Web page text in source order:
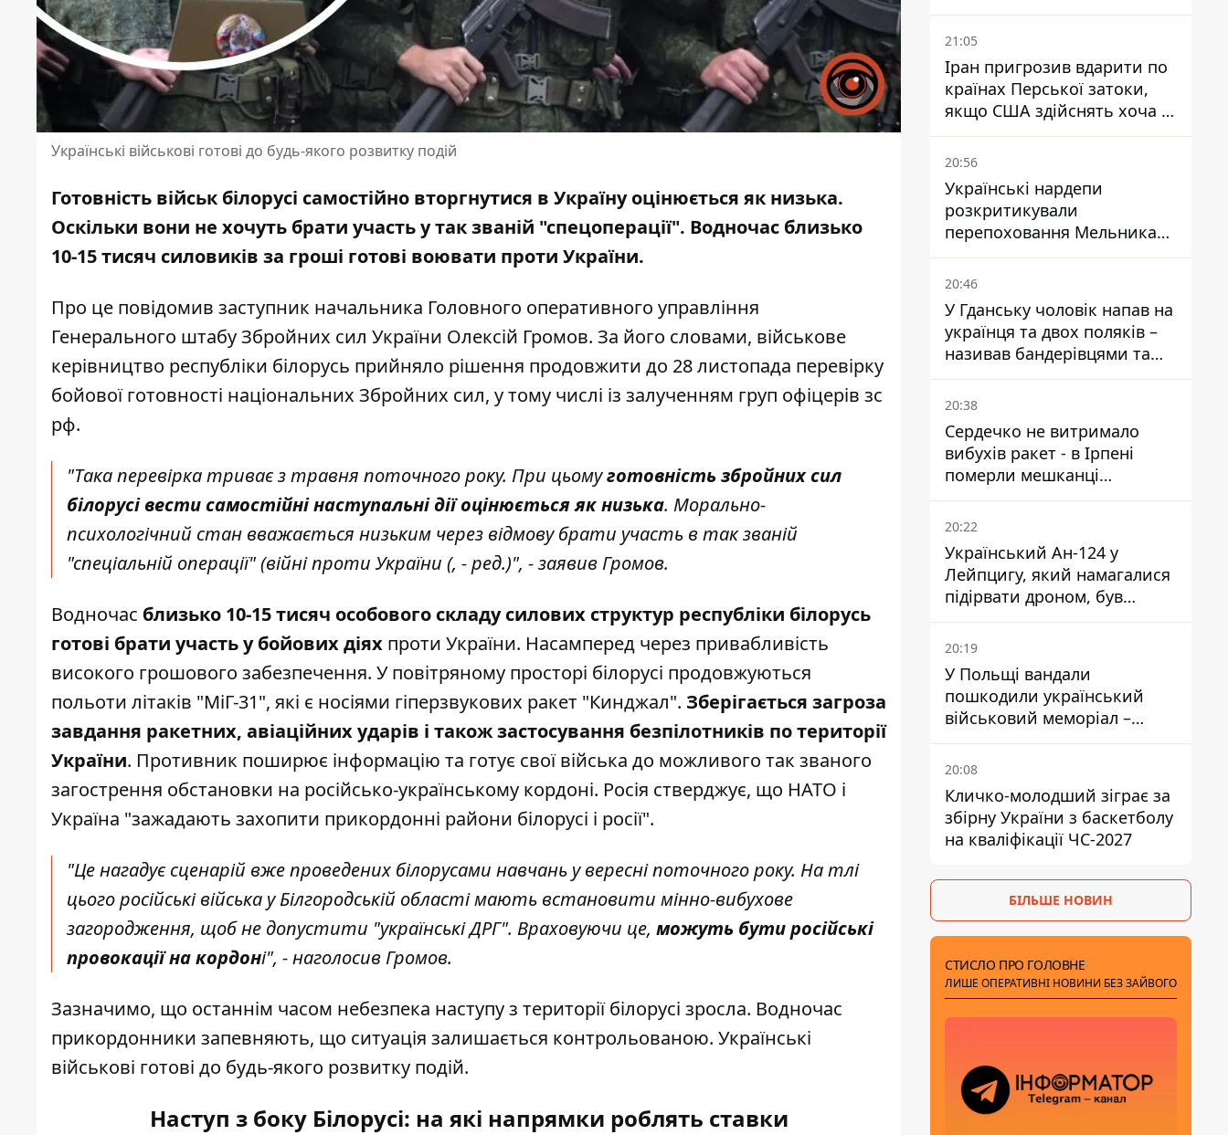
Українські військові готові до будь-якого розвитку подій
Готовність військ білорусі самостійно вторгнутися в Україну оцінюється як низька.
Оскільки вони не хочуть брати участь у так званій "спецоперації". Водночас близько
10-15 тисяч силовиків за гроші готові воювати проти України.
Про це повідомив заступник начальника Головного оперативного управління
Генерального штабу Збройних сил України Олексій Громов. За його словами, військове
керівництво республіки білорусь прийняло рішення продовжити до 28 листопада перевірку
бойової готовності національних Збройних сил, у тому числі із залученням груп офіцерів зс
рф.
"Така перевірка триває з травня поточного року. При цьомуготовність збройних сил
білорусі вести самостійні наступальні дії оцінюється як низька. Морально-
психологічний стан вважається низьким через відмову брати участь в так званій
"спеціальній операції" (війні проти України (, - ред.)", - заявив Громов.
Водночас близько 10-15 тисяч особового складу силових структур республіки білорусь
готові брати участь у бойових діях проти України. Насамперед через привабливість
високого грошового забезпечення. У повітряному просторі білорусі продовжуються
польоти літаків "МіГ-31", які є носіями гіперзвукових ракет "Кинджал". Зберігається загроза
завдання ракетних, авіаційних ударів і також застосування безпілотників по території
України. Противник поширює інформацію та готує свої війська до можливого так званого
загострення обстановки на російсько-українському кордоні. Росія стверджує, що НАТО і
Україна "зажадають захопити прикордонні райони білорусі і росії".
"Це нагадує сценарій вже проведених білорусами навчань у вересні поточного року. На тлі
цього російські війська у Білгородській області мають встановити мінно-вибухове
загородження, щоб не допустити "українські ДРГ". Враховуючи це, можуть бути російські
провокації на кордоні", - наголосив Громов.
Зазначимо, що останнім часом небезпека наступу з території білорусі зросла. Водночас
прикордонники запевняють, що ситуація залишається контрольованою. Українські
військові готові до будь-якого розвитку подій.
Наступ з боку Білорусі: на які напрямки роблять ставки
Буковині отримали підозри
за фейкові звіти
21:05
Іран пригрозив вдарити по
країнах Перської затоки,
якщо США здійснять хоча б
одну атаку - Reuters
20:56
Українські нардепи
розкритикували
перепоховання Мельника
через ризик дипломатичної
ізоляції
20:46
У Гданську чоловік напав на
українця та двох поляків –
називав бандерівцями та
поводився агресивно
20:38
Сердечко не витримало
вибухів ракет - в Ірпені
померли мешканці
притулку для собак з
інвалідністю
20:22
Український Ан-124 у
Лейпцигу, який намагалися
підірвати дроном, був
завантажений
боєприпасами
20:19
У Польщі вандали
пошкодили український
військовий меморіал –
посольство відреагувало
20:08
Кличко-молодший зіграє за
збірну України з баскетболу
на кваліфікації ЧС-2027
БІЛЬШЕ НОВИН
СТИСЛО ПРО ГОЛОВНЕ
ЛИШЕ ОПЕРАТИВНІ НОВИНИ БЕЗ ЗАЙВОГО